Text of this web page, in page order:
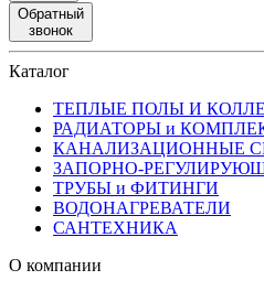
Обратный
звонок
Каталог
ТЕПЛЫЕ ПОЛЫ И
РАДИАТОРЫ и
КАНАЛИЗАЦИОННЫЕ
ЗАПОРНО-
ТРУБЫ и ФИТИНГИ
ВОДОНАГРЕВАТЕЛИ
САНТЕХНИКА
О компании